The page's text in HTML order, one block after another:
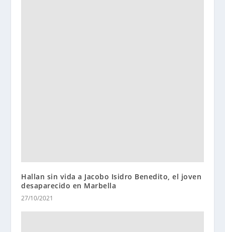
Hallan sin vida a Jacobo Isidro Benedito, el joven
desaparecido en Marbella
27/10/2021